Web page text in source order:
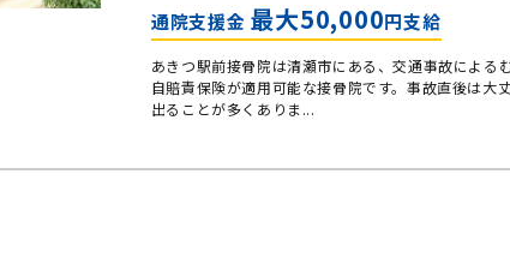
通院支援金 最大50,000円支給
あきつ駅前接骨院は清瀬市にある、交通事故による
自賠責保険が適用可能な接骨院です。事故直後は大
出ることが多くありま...